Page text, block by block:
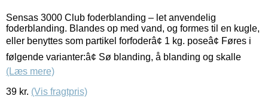
Sensas 3000 Club foderblanding – let anvendelig
foderblanding. Blandes op med vand, og formes til en kugle,
eller benyttes som partikel forfoderâ¢ 1 kg. poseâ¢ Føres i
følgende varianter:â¢ Sø blanding, å blanding og skalle
(Læs mere)
39 kr. (Vis fragtpris)